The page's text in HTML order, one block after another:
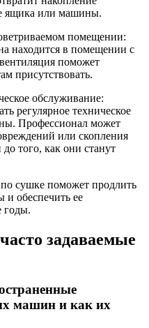
ящика или машины.
помещении:
находится в помещении с
поможет
присутствовать.
обслуживание:
регулярное техническое
Профессионал может
или скопления
того, как они станут
сушке поможет продлить
обеспечить ее
годы.
задаваемые
машин и как их